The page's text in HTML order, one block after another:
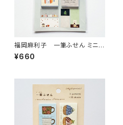
福岡麻利子 一筆ふせん ミニ付
箋セット JAR・ほしくま
¥660